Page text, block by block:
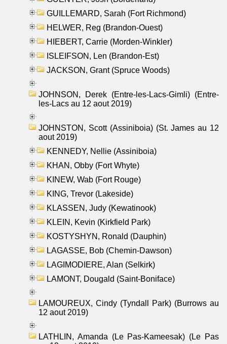
GUILLEMARD, Sarah (Fort Richmond)
HELWER, Reg (Brandon-Ouest)
HIEBERT, Carrie (Morden-Winkler)
ISLEIFSON, Len (Brandon-Est)
JACKSON, Grant (Spruce Woods)
JOHNSON, Derek (Entre-les-Lacs-Gimli) (Entre-
les-Lacs au 12 aout 2019)
JOHNSTON, Scott (Assiniboia) (St. James au 12
aout 2019)
KENNEDY, Nellie (Assiniboia)
KHAN, Obby (Fort Whyte)
KINEW, Wab (Fort Rouge)
KING, Trevor (Lakeside)
KLASSEN, Judy (Kewatinook)
KLEIN, Kevin (Kirkfield Park)
KOSTYSHYN, Ronald (Dauphin)
LAGASSE, Bob (Chemin-Dawson)
LAGIMODIERE, Alan (Selkirk)
LAMONT, Dougald (Saint-Boniface)
LAMOUREUX, Cindy (Tyndall Park) (Burrows au
12 aout 2019)
LATHLIN, Amanda (Le Pas-Kameesak) (Le Pas